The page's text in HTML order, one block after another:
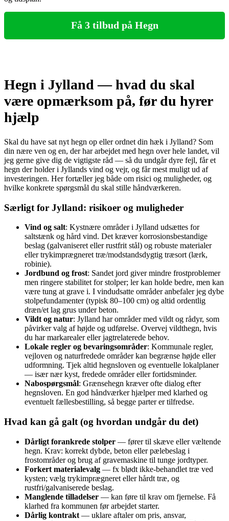
Få 3 tilbud på Hegn
Hegn i Jylland — hvad du skal
være opmærksom på, før du hyrer
hjælp
Skal du have sat nyt hegn op eller ordnet din hæk i Jylland? Som
din nære ven og en, der har arbejdet med hegn over hele landet, vil
jeg gerne give dig de vigtigste råd — så du undgår dyre fejl, får et
hegn der holder i Jyllands vind og vejr, og får mest muligt ud af
investeringen. Her fortæller jeg både om risici og muligheder, og
hvilke konkrete spørgsmål du skal stille håndværkeren.
Særligt for Jylland: risikoer og muligheder
Vind og salt: Kystnære områder i Jylland udsættes for
saltstænk og hård vind. Det kræver korrosionsbestandige
beslag (galvaniseret eller rustfrit stål) og robuste materialer
eller trykimprægneret træ/modstandsdygtig træsort (lærk,
robinie).
Jordbund og frost: Sandet jord giver mindre frostproblemer
men ringere stabilitet for stolper; ler kan holde bedre, men kan
være tung at grave i. I vindudsatte områder anbefaler jeg dybe
stolpefundamenter (typisk 80–100 cm) og altid ordentlig
dræn/et lag grus under beton.
Vildt og natur: Jylland har områder med vildt og rådyr, som
påvirker valg af højde og udførelse. Overvej vildthegn, hvis
du har markarealer eller jagtrelaterede behov.
Lokale regler og bevaringsområder: Kommunale regler,
vejloven og naturfredede områder kan begrænse højde eller
udformning. Tjek altid hegnsloven og eventuelle lokalplaner
— især nær kyst, fredede områder eller fortidsminder.
Nabospørgsmål: Grænsehegn kræver ofte dialog efter
hegnsloven. En god håndværker hjælper med klarhed og
eventuelt fællesbestilling, så begge parter er tilfredse.
Hvad kan gå galt (og hvordan undgår du det)
Dårligt forankrede stolper — fører til skæve eller væltende
hegn. Krav: korrekt dybde, beton eller pælebeslag i
frostområder og brug af gravemaskine til tunge jordtyper.
Forkert materialevalg — fx blødt ikke-behandlet træ ved
kysten; vælg trykimprægneret eller hårdt træ, og
rustfri/galvaniserede beslag.
Manglende tilladelser — kan føre til krav om fjernelse. Få
klarhed fra kommunen før arbejdet starter.
Dårlig kontrakt — uklare aftaler om pris, ansvar,